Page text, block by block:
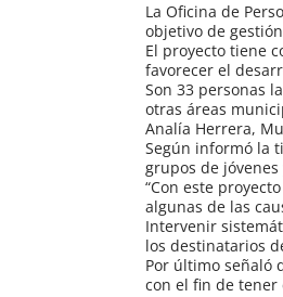
La Oficina de
objetivo de
El proyecto tiene
favorecer el
Son 33 personas
otras áreas
Analía Herrera,
Según informó la
grupos de
“Con este
algunas de las
Intervenir
los destinatarios
Por último señaló
con el fin de tener